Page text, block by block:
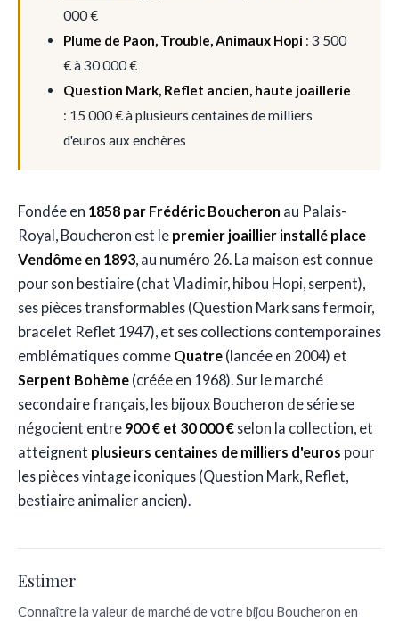
000 €
Plume de Paon, Trouble, Animaux Hopi : 3 500
€ à 30 000 €
Question Mark, Reflet ancien, haute joaillerie
: 15 000 € à plusieurs centaines de milliers
d'euros aux enchères
Fondée en 1858 par Frédéric Boucheron au Palais-
Royal, Boucheron est le premier joaillier installé place
Vendôme en 1893, au numéro 26. La maison est connue
pour son bestiaire (chat Vladimir, hibou Hopi, serpent),
ses pièces transformables (Question Mark sans fermoir,
bracelet Reflet 1947), et ses collections contemporaines
emblématiques comme Quatre (lancée en 2004) et
Serpent Bohème (créée en 1968). Sur le marché
secondaire français, les bijoux Boucheron de série se
négocient entre 900 € et 30 000 € selon la collection, et
atteignent plusieurs centaines de milliers d'euros pour
les pièces vintage iconiques (Question Mark, Reflet,
bestiaire animalier ancien).
Estimer
Connaître la valeur de marché de votre bijou Boucheron en